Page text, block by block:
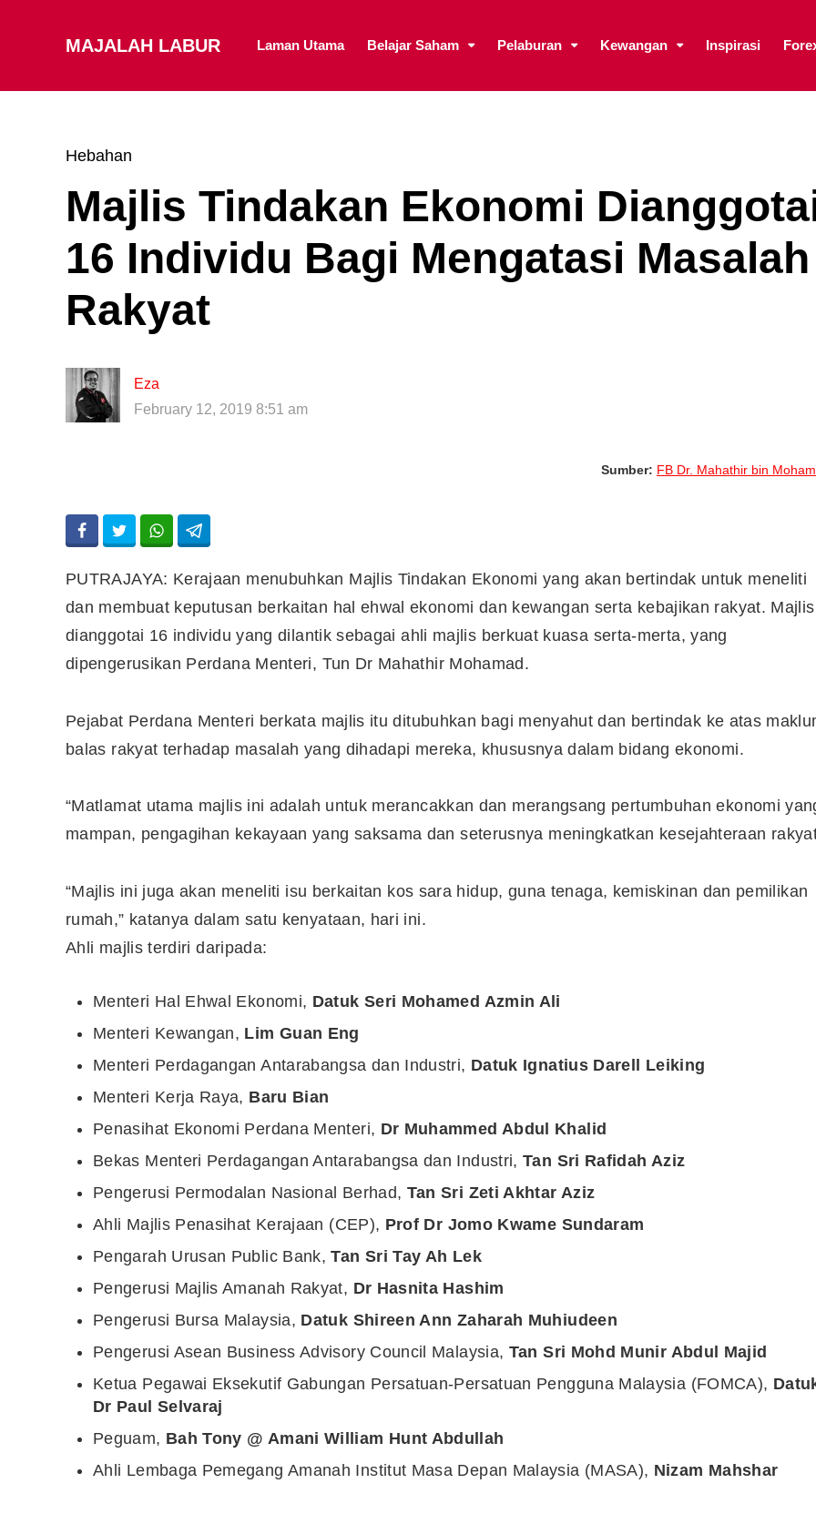
MAJALAH LABUR Laman Utama Belajar Saham Pelaburan Kewangan Inspirasi
Hebahan
Majlis Tindakan Ekonomi
16 Individu Bagi Mengatasi Masalah
Rakyat
Eza
February 12, 2019 8:51 am
Sumber: FB Dr. Mahathir bin
PUTRAJAYA: Kerajaan menubuhkan Majlis Tindakan Ekonomi yang akan bertindak untuk meneliti
dan membuat keputusan berkaitan hal ehwal ekonomi dan kewangan serta kebajikan rakyat. Majlis
dianggotai 16 individu yang dilantik sebagai ahli majlis berkuat kuasa serta-merta, yang
dipengerusikan Perdana Menteri, Tun Dr Mahathir Mohamad.
Pejabat Perdana Menteri berkata majlis itu ditubuhkan bagi menyahut dan bertindak ke atas
balas rakyat terhadap masalah yang dihadapi mereka, khususnya dalam bidang ekonomi.
“Matlamat utama majlis ini adalah untuk merancakkan dan merangsang pertumbuhan ekonomi
mampan, pengagihan kekayaan yang saksama dan seterusnya meningkatkan kesejahteraan
“Majlis ini juga akan meneliti isu berkaitan kos sara hidup, guna tenaga, kemiskinan dan pemilikan
rumah,” katanya dalam satu kenyataan, hari ini.
Ahli majlis terdiri daripada:
Menteri Hal Ehwal Ekonomi, Datuk Seri Mohamed Azmin Ali
Menteri Kewangan, Lim Guan Eng
Menteri Perdagangan Antarabangsa dan Industri, Datuk Ignatius Darell Leiking
Menteri Kerja Raya, Baru Bian
Penasihat Ekonomi Perdana Menteri, Dr Muhammed Abdul Khalid
Bekas Menteri Perdagangan Antarabangsa dan Industri,Tan Sri Rafidah Aziz
Pengerusi Permodalan Nasional Berhad, Tan Sri Zeti Akhtar Aziz
Ahli Majlis Penasihat Kerajaan (CEP), Prof Dr Jomo Kwame Sundaram
Pengarah Urusan Public Bank,Tan Sri Tay Ah Lek
Pengerusi Majlis Amanah Rakyat, Dr Hasnita Hashim
Pengerusi Bursa Malaysia, Datuk Shireen Ann Zaharah Muhiudeen
Pengerusi Asean Business Advisory Council Malaysia, Tan Sri Mohd Munir Abdul Majid
Ketua Pegawai Eksekutif Gabungan Persatuan-Persatuan Pengguna Malaysia (FOMCA),
Dr Paul Selvaraj
Peguam, Bah Tony @ Amani William Hunt Abdullah
Ahli Lembaga Pemegang Amanah Institut Masa Depan Malaysia (MASA), Nizam Mahshar